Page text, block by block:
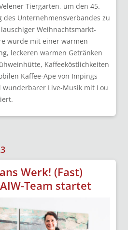
Tiergarten, um den 45.
des Unternehmensverbandes zu
Weihnachtsmarkt-
wurde mit einer warmen
leckeren warmen Getränken
Kaffeeköstlichkeiten
Kaffee-Ape von Impings
wunderbarer Live-Musik mit Lou
Werk! (Fast)
Team startet